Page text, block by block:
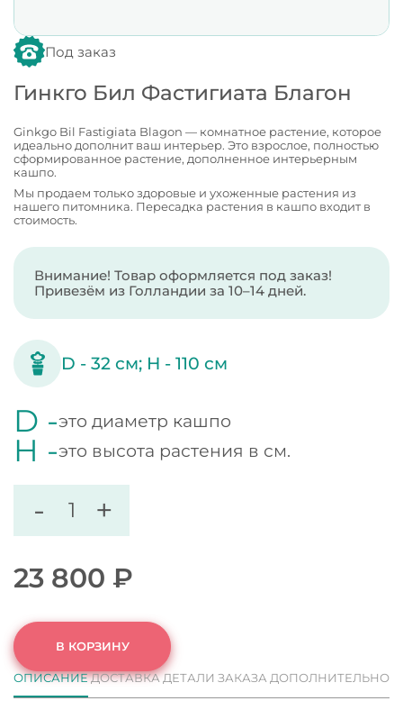
Под заказ
Гинкго Бил Фастигиата Благон
Ginkgo Bil Fastigiata Blagon — комнатное растение, которое
идеально дополнит ваш интерьер. Это взрослое, полностью
сформированное растение, дополненное интерьерным
кашпо.
Мы продаем только здоровые и ухоженные растения из
нашего питомника. Пересадка растения в кашпо входит в
стоимость.
Внимание! Товар оформляется под заказ!
Привезём из Голландии за 10–14 дней.
D -32 см; H -110 см
D -это диаметр кашпо
H -это высота растения в см.
- +
23 800 ₽
В КОРЗИНУ
ОПИСАНИЕДОСТАВКАДЕТАЛИ ЗАКАЗА ДОПОЛНИТЕЛЬНО